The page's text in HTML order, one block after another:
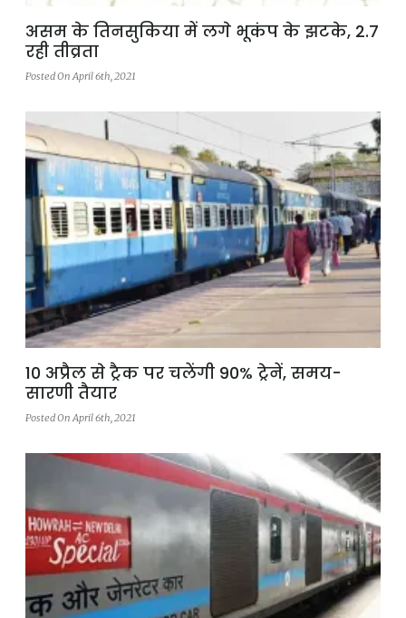
असम के तिनसुकिया में लगे भूकंप के झटके, 2.7
रही तीव्रता
Posted On April 6th, 2021
10 अप्रैल से ट्रैक पर चलेंगी 90% ट्रेनें, समय-
सारणी तैयार
Posted On April 6th, 2021